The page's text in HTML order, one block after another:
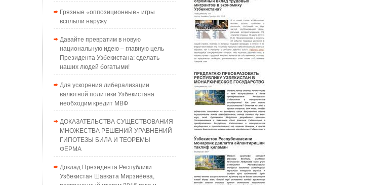
Грязные «оппозиционные» игры
всплыли наружу
Давайте превратим в новую
национальную идею – главную цель
Президента Узбекистана: сделать
наших людей богатыми!
Для ускорения либерализации
валютной политики Узбекистана
необходим кредит МВФ
ДОКАЗАТЕЛЬСТВА СУЩЕСТВОВАНИЯ
МНОЖЕСТВА РЕШЕНИЙ УРАВНЕНИЙ
ГИПОТЕЗЫ БИЛА И ТЕОРЕМЫ
ФЕРМА
Доклад Президента Республики
Узбекистан Шавката Мирзиёева,